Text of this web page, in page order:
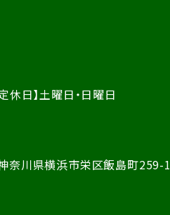
定休日】土曜日・日曜日
奈川県横浜市栄区飯島町259-1